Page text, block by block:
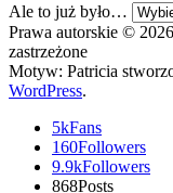
Ale to już było…
Prawa autorskie © 2026
zastrzeżone
Motyw: Patricia
WordPress.
5kFans
160Followers
9.9kFollowers
868Posts